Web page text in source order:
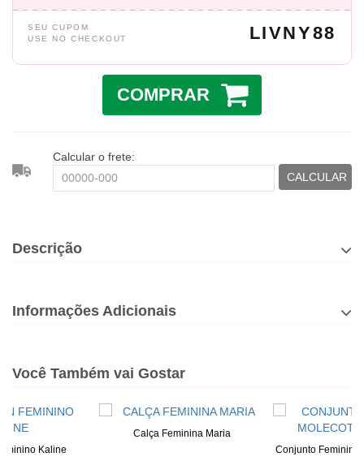
SEU CUPOM
USE NO CHECKOUT
LIVNY88
COMPRAR
Calcular o frete:
CALCULAR
Descrição
Informações Adicionais
Você Também vai Gostar
Kaline
Calça Feminina Maria
Conjunto Feminino